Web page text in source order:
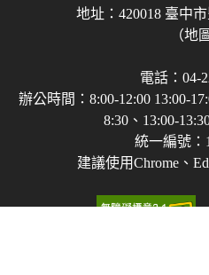
地址：420018 臺中
（地
電話：04-
辦公時間：8:00-12:00 13:00-
8:30、13:00-
統一編號：
建議使用Chrome、